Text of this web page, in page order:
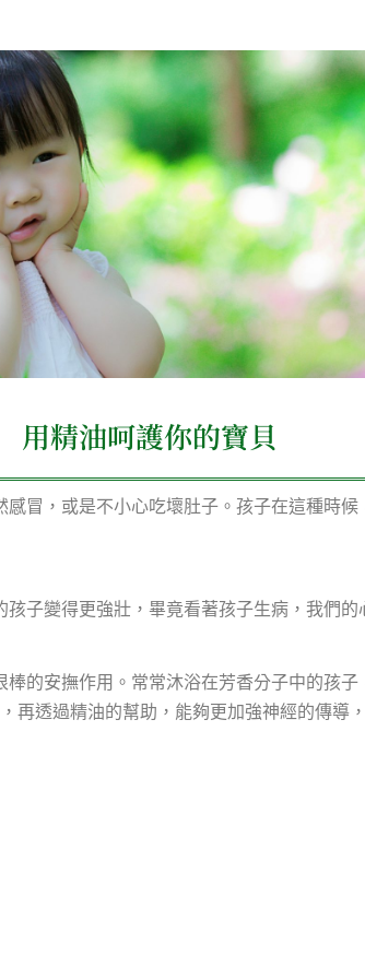
用精油呵護你的寶貝
冒，或是不小心吃壞肚子。孩子在這種時
子變得更強壯，畢竟看著孩子生病，我們的
的安撫作用。常常沐浴在芳香分子中的孩
再透過精油的幫助，能夠更加強神經的傳導